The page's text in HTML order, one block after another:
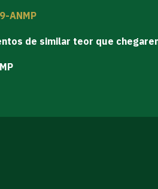
ANMP
de similar teor que